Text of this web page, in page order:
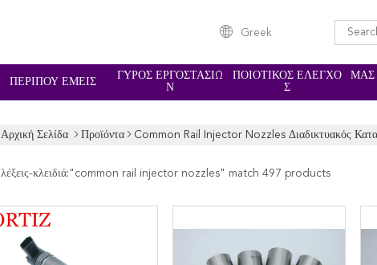
Greek
ΠΕΡΊΠΟΥ ΕΜΕΊΣ
ΓΎΡΟΣ ΕΡΓΟΣΤΑΣΊΩ
Ν
ΠΟΙΟΤΙΚΌΣ ΈΛΕΓΧΟ
Σ
ΜΑΣ
Αρχική Σελίδα Προϊόντα Common Rail Injector Nozzles Διαδικτυακός
λέξεις-κλειδιά:" common rail injector nozzles" match 497 products